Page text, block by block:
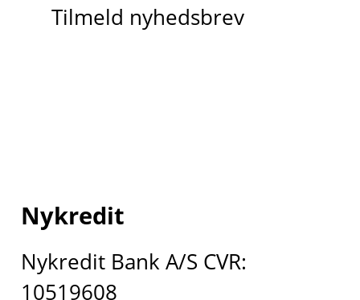
Tilmeld nyhedsbrev
Nykredit
Nykredit Bank A/S CVR:
10519608